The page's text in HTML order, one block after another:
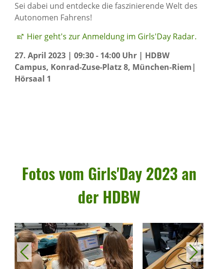
Sei dabei und entdecke die faszinierende Welt des
Autonomen Fahrens!
Hier geht's zur Anmeldung im Girls'Day Radar.
27. April 2023 | 09:30 - 14:00 Uhr | HDBW
Campus, Konrad-Zuse-Platz 8, München-Riem|
Hörsaal 1
Fotos vom Girls'Day 2023 an
der HDBW
vorheriges nächstes